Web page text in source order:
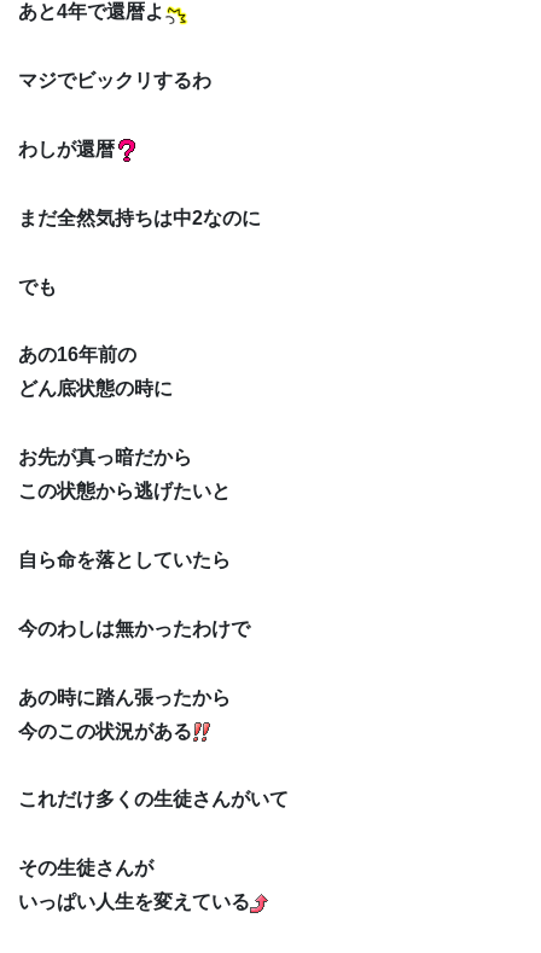
あと4年で還暦よ
マジでビックリするわ
わしが還暦
まだ全然気持ちは中2なのに
でも
あの16年前の
どん底状態の時に
お先が真っ暗だから
この状態から逃げたいと
自ら命を落としていたら
今のわしは無かったわけで
あの時に踏ん張ったから
今のこの状況がある
これだけ多くの生徒さんがいて
その生徒さんが
いっぱい人生を変えている